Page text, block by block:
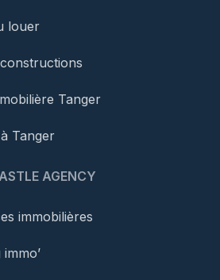
louer
Tanger
Tanger
AGENCY
immobilières